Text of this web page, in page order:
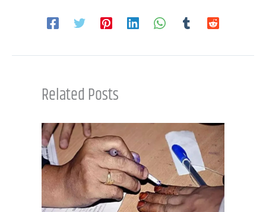
Related Posts